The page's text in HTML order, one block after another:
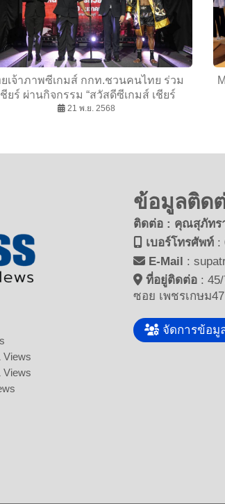
เจ้าภาพซีเกมส์ กกท.ชวนคนไทย ร่วม
ชียร์ ผ่านกิจกรรม “สวัสดีซีเกมส์ เชียร์
มวยไทยในบ้านเรา”
21 พ.ย. 2568
Views
Views
ข้อมูลติด
ติดต่อ : คุณสุภัท
เบอร์โทรศัพท์:
E-Mail :
ที่อยู่ติดต่อ:
ซอย เพชรเกษม
จัดการข้อมู